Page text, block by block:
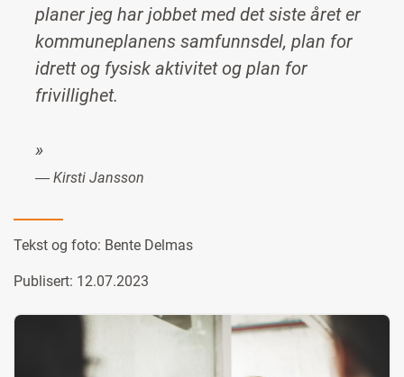
Tekst og foto: Bente Delmas
Publisert: 12.07.2023
planer jeg har jobbet med det siste året er
kommuneplanens samfunnsdel, plan for
idrett og fysisk aktivitet og plan for
frivillighet.
​»
― Kirsti Jansson